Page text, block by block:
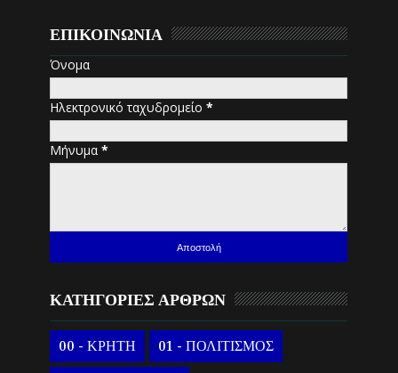
ΕΠΙΚΟΙΝΩΝΙΑ
Όνομα
Ηλεκτρονικό ταχυδρομείο*
Μήνυμα*
ΚΑΤΗΓΟΡΙΕΣ ΑΡΘΡΩΝ
00 - ΚΡΗΤΗ 01 - ΠΟΛΙΤΙΣΜΟΣ